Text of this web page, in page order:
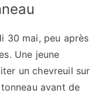
30 mai, peu après
Une jeune
un chevreuil sur
avant de